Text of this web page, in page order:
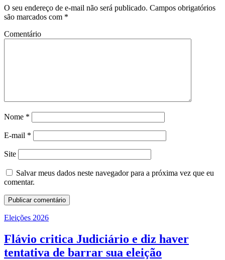
O seu endereço de e-mail não será publicado. Campos obrigatórios
são marcados com *
Comentário
Nome *
E-mail *
Site
Salvar meus dados neste navegador para a próxima vez que eu
comentar.
Eleições 2026
Flávio critica Judiciário e diz haver
tentativa de barrar sua eleição